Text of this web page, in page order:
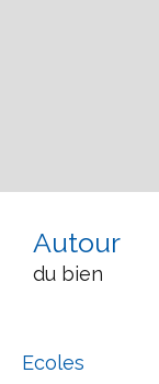
Autour
du bien
Ecoles